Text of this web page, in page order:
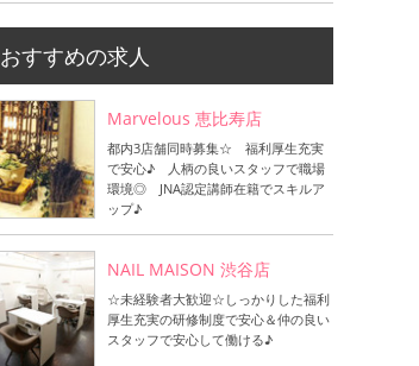
おすすめの求人
Marvelous 恵比寿店
都内3店舗同時募集☆ 福利厚生充実
で安心♪ 人柄の良いスタッフで職場
環境◎ JNA認定講師在籍でスキルア
ップ♪
NAIL MAISON 渋谷店
☆未経験者大歓迎☆しっかりした福利
厚生充実の研修制度で安心＆仲の良い
スタッフで安心して働ける♪